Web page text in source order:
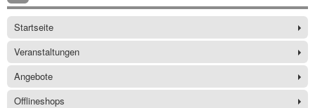
Startseite
Veranstaltungen
Angebote
Offlineshops